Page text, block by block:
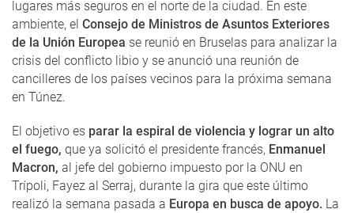
lugares más seguros en el norte de la ciudad. En este
ambiente, el Consejo de Ministros de Asuntos Exteriores
de la Unión Europea se reunió en Bruselas para analizar la
crisis del conflicto libio y se anunció una reunión de
cancilleres de los países vecinos para la próxima semana
en Túnez.
El objetivo es parar la espiral de violencia y lograr un alto
el fuego, que ya solicitó el presidente francés, Enmanuel
Macron, al jefe del gobierno impuesto por la ONU en
Trípoli, Fayez al Serraj, durante la gira que este último
realizó la semana pasada a Europa en busca de apoyo. La